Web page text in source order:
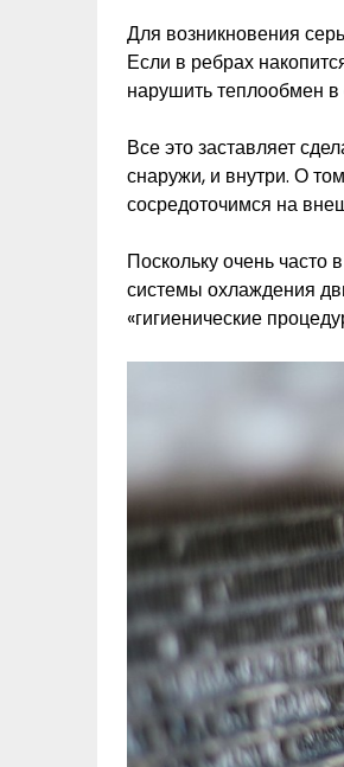
Для возникновения
Если в ребрах
нарушить теплообмен в
Все это заставляет
снаружи, и внутри. О
сосредоточимся на
Поскольку очень
системы охлаждения
«гигиенические